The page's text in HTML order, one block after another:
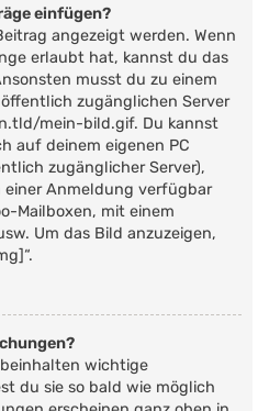
einfügen?
angezeigt werden. Wenn
erlaubt hat, kannst du das
musst du zu einem
zugänglichen Server
mein-bild.gif. Du kannst
auf deinem eigenen PC
zugänglicher Server),
Anmeldung verfügbar
Mailboxen, mit einem
Um das Bild anzuzeigen,
wichtige
du sie so bald wie möglich